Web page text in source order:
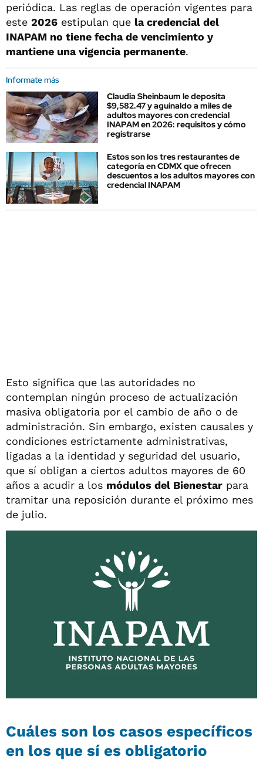
periódica. Las reglas de operación vigentes para
este 2026 estipulan que la credencial del
INAPAM no tiene fecha de vencimiento y
mantiene una vigencia permanente.
Informate más
Claudia Sheinbaum le deposita
$9,582.47 y aguinaldo a miles de
adultos mayores con credencial
INAPAM en 2026: requisitos y cómo
registrarse
Estos son los tres restaurantes de
categoría en CDMX que ofrecen
descuentos a los adultos mayores con
credencial INAPAM
Esto significa que las autoridades no
contemplan ningún proceso de actualización
masiva obligatoria por el cambio de año o de
administración. Sin embargo, existen causales y
condiciones estrictamente administrativas,
ligadas a la identidad y seguridad del usuario,
que sí obligan a ciertos adultos mayores de 60
años a acudir a los módulos del Bienestar para
tramitar una reposición durante el próximo mes
de julio.
Cuáles son los casos específicos
en los que sí es obligatorio